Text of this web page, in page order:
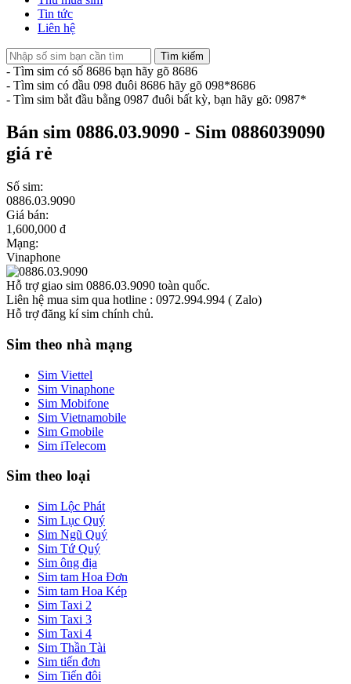
Tin tức
Liên hệ
Tìm kiếm
- Tìm sim có số 8686 bạn hãy gõ 8686
- Tìm sim có đầu 098 đuôi 8686 hãy gõ 098*8686
- Tìm sim bắt đầu bằng 0987 đuôi bất kỳ, bạn hãy gõ: 0987*
Bán sim 0886.03.9090 - Sim 0886039090
giá rẻ
Số sim:
0886.03.9090
Giá bán:
1,600,000 đ
Mạng:
Vinaphone
Hỗ trợ giao sim 0886.03.9090 toàn quốc.
Liên hệ mua sim qua hotline : 0972.994.994 ( Zalo)
Hỗ trợ đăng kí sim chính chủ.
Sim theo nhà mạng
Sim Viettel
Sim Vinaphone
Sim Mobifone
Sim Vietnamobile
Sim Gmobile
Sim iTelecom
Sim theo loại
Sim Lộc Phát
Sim Lục Quý
Sim Ngũ Quý
Sim Tứ Quý
Sim ông địa
Sim tam Hoa Đơn
Sim tam Hoa Kép
Sim Taxi 2
Sim Taxi 3
Sim Taxi 4
Sim Thần Tài
Sim tiến đơn
Sim Tiến đôi